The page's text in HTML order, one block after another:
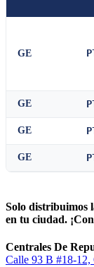
GE
GE
GE
GE
Solo distribuimos
en tu ciudad.
Centrales De
Calle 93 B #18-12,